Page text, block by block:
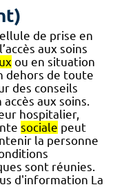
de prise en
aux soins
ou en situation
dehors de toute
des conseils
aux soins.
hospitalier,
sociale peut
la personne
sont réunies.
d'information La